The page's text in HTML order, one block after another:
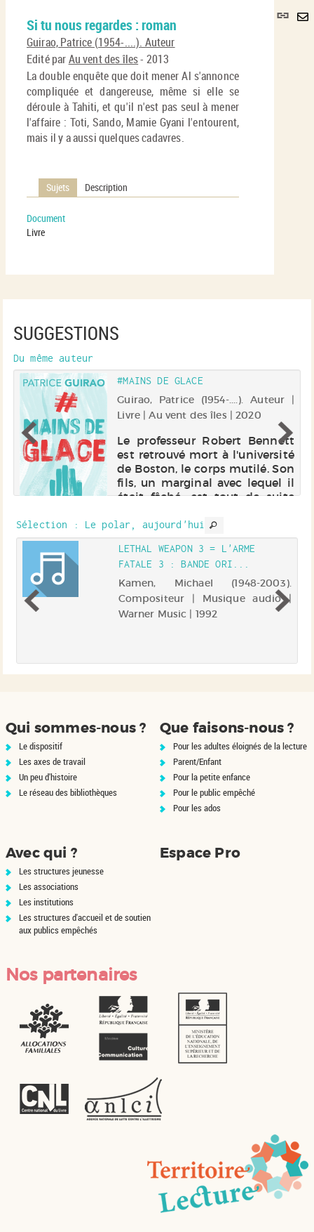
Lien
Si tu nous regardes : roman
Guirao, Patrice (1954-....). Auteur
Edité parAu vent des îles- 2013
La double enquête que doit mener Al s'annonce
compliquée et dangereuse, même si elle se
déroule à Tahiti, et qu'il n'est pas seul à mener
l'affaire : Toti, Sando, Mamie Gyani l'entourent,
mais il y a aussi quelques cadavres.
Sujets Description
Document
Livre
SUGGESTIONS
Du même auteur
#MAINS DE GLACE
Guirao, Patrice (1954-....). Auteur |
Livre | Au vent des îles | 2020
Le professeur Robert Bennett
est retrouvé mort à l'université
de Boston, le corps mutilé. Son
fils, un marginal avec lequel il
était fâché, est tout de suite
moment, un homme se
suicide et un déséquilibré
assass...
Sélection : Le polar, aujourd'hui
LETHAL WEAPON 3 = L'ARME
FATALE 3 : BANDE ORI...
Kamen, Michael (1948-2003).
Compositeur | Musique audio |
Warner Music | 1992
Qui sommes-nous ?
Le dispositif
Les axes de travail
Un peu d'histoire
Le réseau des bibliothèques
Que faisons-nous ?
Pour les adultes éloignés de la lecture
Parent/Enfant
Pour la petite enfance
Pour le public empêché
Pour les ados
Avec qui ?
Les structures jeunesse
Les associations
Les institutions
Les structures d'accueil et de soutien
aux publics empêchés
Espace Pro
Nos partenaires